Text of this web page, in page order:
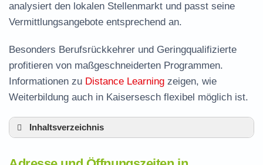
analysiert den lokalen Stellenmarkt und passt seine
Vermittlungsangebote entsprechend an.
Besonders Berufsrückkehrer und Geringqualifizierte
profitieren von maßgeschneiderten Programmen.
Informationen zu Distance Learning zeigen, wie
Weiterbildung auch in Kaisersesch flexibel möglich ist.
Inhaltsverzeichnis